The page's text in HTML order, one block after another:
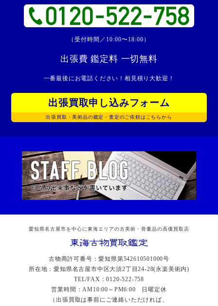
（受付時間／10:00〜18:00）
出張費 鑑定料 一切無料
一番最後にお電話ください！相見積り大歓迎！
出張買取申し込みフォーム
出張買取・美術品の鑑定・査定のご依頼はこちらから
愛知県名古屋市を中心に東海エリアの古美術・骨董品の高価買取店
古物商許可番号：愛知県第542610501000号
所在地：愛知県名古屋市中区大須2丁目24-28(永楽美術内)
TEL/FAX：0120-522-758
営業時間：AM10:00～PM6:00 日曜定休
（出張買取は事前にご連絡いただければ、